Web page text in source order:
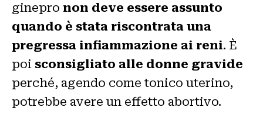
ginepro non deve essere assunto
quando è stata riscontrata una
pregressa infiammazione ai reni. È
poi sconsigliato alle donne gravide
perché, agendo come tonico uterino,
potrebbe avere un effetto abortivo.